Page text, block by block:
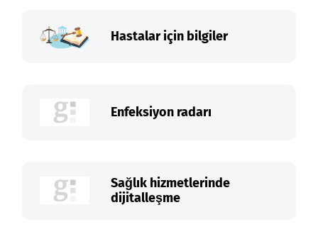
Hastalar için bilgiler
Enfeksiyon radarı
Sağlık hizmetlerinde
dijitalleşme